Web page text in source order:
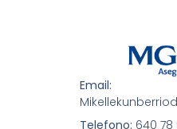
Email:
Telefono: 640 78